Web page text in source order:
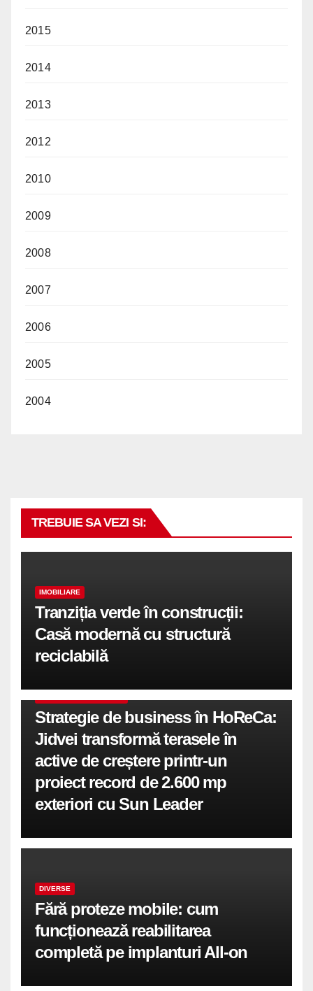
2015
2014
2013
2012
2010
2009
2008
2007
2006
2005
2004
TREBUIE SA VEZI SI:
IMOBILIARE
Tranziția verde în construcții:
Casă modernă cu structură
reciclabilă
Strategie de business în HoReCa:
Jidvei transformă terasele în
active de creștere printr-un
proiect record de 2.600 mp
exteriori cu Sun Leader
DIVERSE
Fără proteze mobile: cum
funcționează reabilitarea
completă pe implanturi All-on